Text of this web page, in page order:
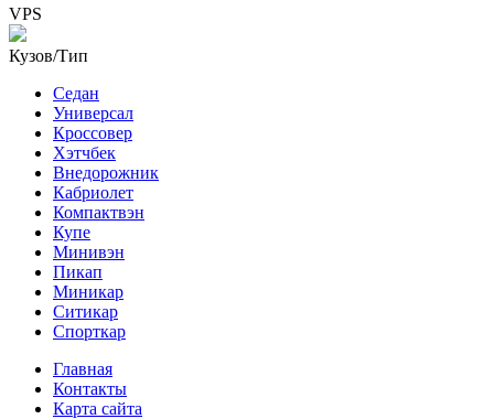
VPS
Кузов/Тип
Седан
Универсал
Кроссовер
Хэтчбек
Внедорожник
Кабриолет
Компактвэн
Купе
Минивэн
Пикап
Миникар
Ситикар
Спорткар
Главная
Контакты
Карта сайта